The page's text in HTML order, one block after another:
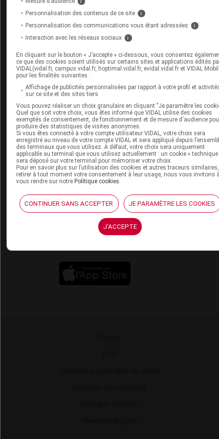
eVIDAL
VIDAL Mobile
VIDAL widget
VIDAL Sécurisation
VIDAL e-Services
Espace institutionnel
Qui sommes-nous ?
VIDAL France
Carrières
Charte éthique et
déontologique
Service client
Contact
Aide
Espace partenaires
Éditeurs de logiciel
VIDAL sur votre site
Vidal Mobile
Personnalisation des contenus de ce site i
Personnalisation des communications vous étant adressées i
Interaction avec les réseaux sociaux i
En cliquant sur le bouton « J’accepte » ci-dessous, vous consentez
ce que des cookies soient utilisés sur certains sites et applications édités
VIDAL(vidal.fr, campus.vidal.fr, hoptimal.vidal.fr, evidal.vidal.fr et VIDAL
pour les finalités suivantes :
Affichage de publicités personnalisées par rapport à votre profil et
sur ce site et des sites tiers
Vous pouvez réaliser un choix granulaire en cliquant "Je paramètre les
Quel que soit votre choix, vous êtes informé que VIDAL utilise des cookies
exemptés de consentement, de fonctionnement et de mesure d'audience
produire des statistiques de visites anonymes.
Si vous êtes connecté à votre compte utilisateur VIDAL, votre choix sera
enregistré au niveau de votre compte VIDAL et sera appliqué depuis
des terminaux que vous utilisez. A défaut, votre choix sera uniquement
applicable au terminal que vous utilisez actuellement : un cookie « technique
sera déposé sur votre terminal pour mémoriser votre choix.
Pour en savoir plus sur l’utilisation des cookies et autres traceurs
retirer à tout moment votre consentement à leur usage, nous vous invitons
vous rendre sur notrePolitique cookies
CONTINUER SANS ACCEPTER JE PARAMÈTRE LES COOKIES
J'ACCEPTE